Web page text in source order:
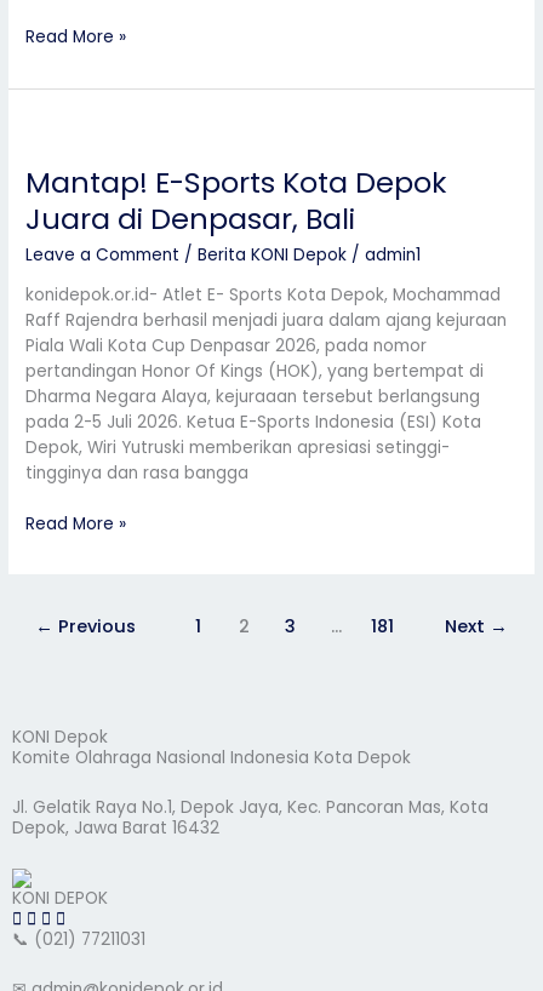
Read More »
Mantap! E-Sports Kota Depok
Juara di Denpasar, Bali
Leave a Comment /Berita KONI Depok /admin1
konidepok.or.id- Atlet E- Sports Kota Depok, Mochammad
Raff Rajendra berhasil menjadi juara dalam ajang kejuraan
Piala Wali Kota Cup Denpasar 2026, pada nomor
pertandingan Honor Of Kings (HOK), yang bertempat di
Dharma Negara Alaya, kejuraaan tersebut berlangsung
pada 2-5 Juli 2026. Ketua E-Sports Indonesia (ESI) Kota
Depok, Wiri Yutruski memberikan apresiasi setinggi-
tingginya dan rasa bangga
Sports
Depok
Juara
Denpasar,
Bali
Read More »
← Previous 1 2 3 … 181 Next →
KONI Depok
Komite Olahraga Nasional Indonesia Kota Depok
Jl. Gelatik Raya No.1, Depok Jaya, Kec. Pancoran Mas, Kota
Depok, Jawa Barat 16432
KONI DEPOK
📞 (021) 77211031